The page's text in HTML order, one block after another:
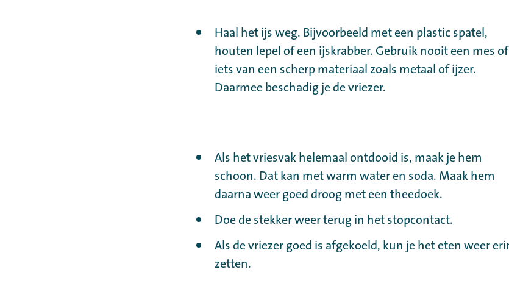
Haal het ijs weg. Bijvoorbeeld met een plastic spatel,
houten lepel of een ijskrabber. Gebruik nooit een mes of
iets van een scherp materiaal zoals metaal of ijzer.
Daarmee beschadig je de vriezer.
Als het vriesvak helemaal ontdooid is, maak je hem
schoon. Dat kan met warm water en soda. Maak hem
daarna weer goed droog met een theedoek.
Doe de stekker weer terug in het stopcontact.
Als de vriezer goed is afgekoeld, kun je het eten weer
zetten.